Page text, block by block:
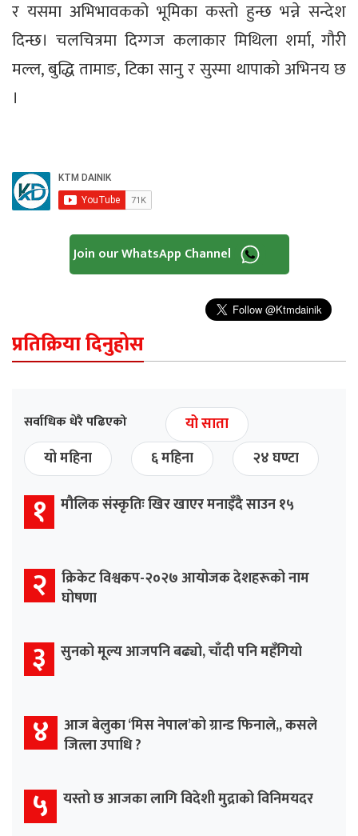
र यसमा अभिभावकको भूमिका कस्तो हुन्छ भन्ने सन्देश
दिन्छ। चलचित्रमा दिग्गज कलाकार मिथिला शर्मा, गौरी
मल्ल, बुद्धि तामाङ, टिका सानु र सुस्मा थापाको अभिनय छ
।
Join our WhatsApp Channel
प्रतिक्रिया दिनुहोस
सर्वाधिक धेरै पढिएको
यो साता
यो महिना
६ महिना २४ घण्टा
१ मौलिक संस्कृतिः खिर खाएर मनाइँदै साउन १५
२ क्रिकेट विश्वकप-२०२७ आयोजक देशहरूको नाम
घोषणा
३ सुनको मूल्य आजपनि बढ्यो, चाँदी पनि महँगियो
४ आज बेलुका ‘मिस नेपाल’को ग्रान्ड फिनाले,, कसले
जित्ला उपाधि ?
५ यस्तो छ आजका लागि विदेशी मुद्राको विनिमयदर